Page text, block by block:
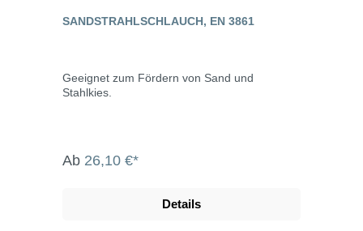
SANDSTRAHLSCHLAUCH, EN 3861
Geeignet zum Fördern von Sand und
Stahlkies.
Ab 26,10 €*
Details